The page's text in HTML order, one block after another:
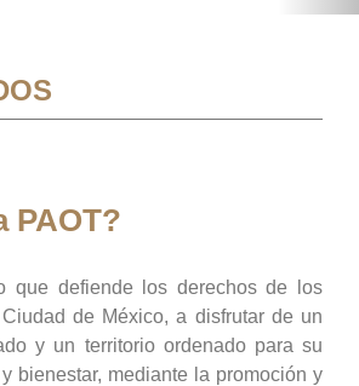
PAOT?
que defiende los derechos de los
de México, a disfrutar de un
y un territorio ordenado para su
bienestar, mediante la promoción y